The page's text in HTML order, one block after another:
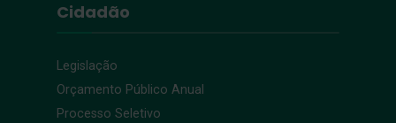
Cidadão
Legislação
Orçamento Público Anual
Processo Seletivo